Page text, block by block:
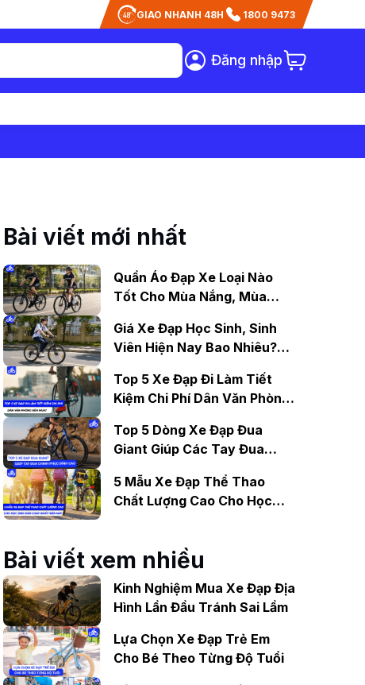
GIAO NHANH 48H 1800 9473
Đăng nhập
Bài viết mới nhất
Quần Áo Đạp Xe Loại Nào
Tốt Cho Mùa Nắng, Mùa
Giá Xe Đạp Học Sinh, Sinh
Viên Hiện Nay Bao Nhiêu?
Top 5 Xe Đạp Đi Làm Tiết
Kiệm Chi Phí Dân Văn Phòng
Top 5 Dòng Xe Đạp Đua
Giant Giúp Các Tay Đua
5 Mẫu Xe Đạp Thể Thao
Chất Lượng Cao Cho Học
Bài viết xem nhiều
Kinh Nghiệm Mua Xe Đạp Địa
Hình Lần Đầu Tránh Sai Lầm
Lựa Chọn Xe Đạp Trẻ Em
Cho Bé Theo Từng Độ Tuổi